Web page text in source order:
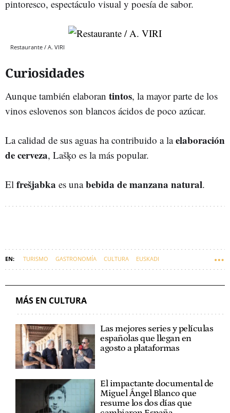
pintoresco, espectáculo visual y poesía de sabor.
Restaurante / A. VIRI
Curiosidades
Aunque también elaboran tintos, la mayor parte de los
vinos eslovenos son blancos ácidos de poco azúcar.
La calidad de sus aguas ha contribuido a laelaboración
de cerveza, Lašķo es la más popular.
El frešjabka es unabebida de manzana natural.
TURISMO GASTRONOMÍA CULTURA EUSKADI
MÁS EN CULTURA
Las mejores series y películas
españolas que llegan en
agosto a plataformas
El impactante documental de
Miguel Ángel Blanco que
resume los dos días que